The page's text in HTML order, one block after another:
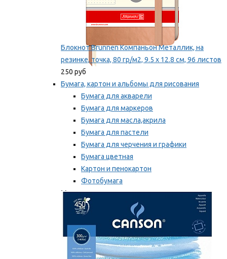
Блокнот Brunnen Компаньон Металлик, на
резинке, точка, 80 гр/м2, 9.5 х 12.8 см, 96 листов
250 руб
Бумага, картон и альбомы для рисования
Бумага для акварели
Бумага для маркеров
Бумага для масла,акрила
Бумага для пастели
Бумага для черчения и графики
Бумага цветная
Картон и пенокартон
Фотобумага
Мы рекомендуем